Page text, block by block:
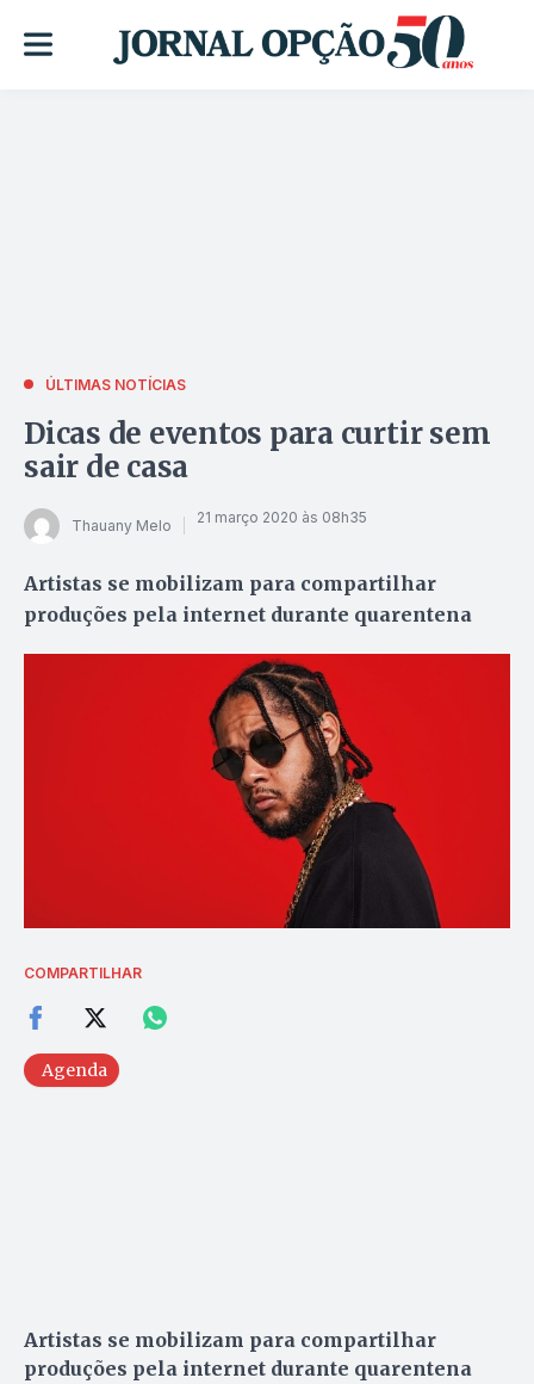
ÚLTIMAS NOTÍCIAS
Dicas de eventos para curtir sem
sair de casa
Thauany Melo 21 março 2020 às 08h35
Artistas se mobilizam para compartilhar
produções pela internet durante quarentena
COMPARTILHAR
Agenda
Artistas se mobilizam para compartilhar
produções pela internet durante quarentena